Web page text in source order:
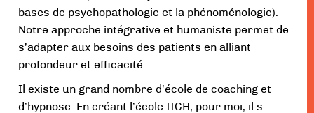
bases de psychopathologie et la phénoménologie).
Notre approche intégrative et humaniste permet de
s’adapter aux besoins des patients en alliant
profondeur et efficacité.
Il existe un grand nombre d’école de coaching et
d’hypnose. En créant l’école IICH, pour moi, il s